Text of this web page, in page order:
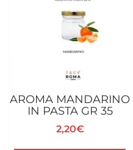
AROMA MANDARINO
IN PASTA GR 35
2,20€